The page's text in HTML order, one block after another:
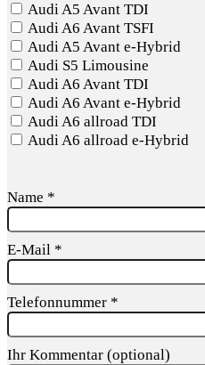
Audi A5 Avant TDI
Audi A6 Avant TSFI
Audi A5 Avant e-Hybrid
Audi S5 Limousine
Audi A6 Avant TDI
Audi A6 Avant e-Hybrid
Audi A6 allroad TDI
Audi A6 allroad e-Hybrid
Name *
E-Mail *
Telefonnummer *
Ihr Kommentar (optional)